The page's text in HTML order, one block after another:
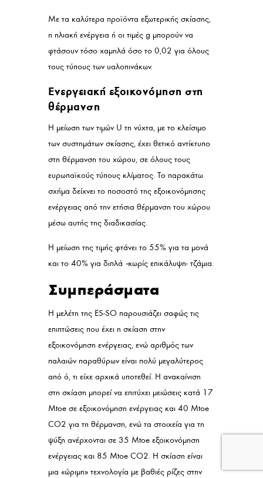
Με τα καλύτερα προϊόντα εξωτερικής σκίασης,
η ηλιακή ενέργεια ή οι τιμές g μπορούν να
φτάσουν τόσο χαμηλά όσο το 0,02 για όλους
τους τύπους των υαλοπινάκων.
Ενεργειακή εξοικονόμηση στη
θέρμανση
Η μείωση των τιμών U τη νύχτα, με το κλείσιμο
των συστημάτων σκίασης, έχει θετικό αντίκτυπο
στη θέρμανση του χώρου, σε όλους τους
ευρωπαϊκούς τύπους κλίματος. Το παρακάτω
σχήμα δείχνει το ποσοστό της εξοικονόμησης
ενέργειας από την ετήσια θέρμανση του χώρου
μέσω αυτής της διαδικασίας.
Η μείωση της τιμής φτάνει το 55% για τα μονά
και το 40% για διπλά –χωρίς επικάλυψη- τζάμια.
Συμπεράσματα
Η μελέτη της ES-SO παρουσιάζει σαφώς τις
επιπτώσεις που έχει η σκίαση στην
εξοικονόμηση ενέργειας, ενώ αριθμός των
παλαιών παραθύρων είναι πολύ μεγαλύτερος
από ό, τι είχε αρχικά υποτεθεί. Η ανακαίνιση
στη σκίαση μπορεί να επιτύχει μειώσεις κατά 17
Mtoe σε εξοικονόμηση ενέργειας και 40 Mtoe
CO2 για τη θέρμανση, ενώ τα στοιχεία για τη
ψύξη ανέρχονται σε 35 Mtoe εξοικονόμηση
ενέργειας και 85 Mtoe CO2. Η σκίαση είναι
μια «ώριμη» τεχνολογία με βαθιές ρίζες στην